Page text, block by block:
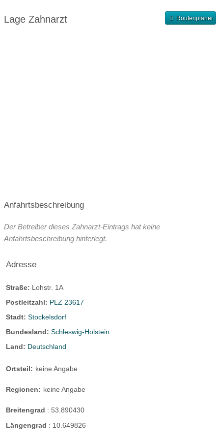
Samstagssprechstunde
Lage Zahnarzt Routenplaner
Anfahrtsbeschreibung
Der Betreiber dieses Zahnarzt-Eintrags hat keine
Anfahrtsbeschreibung hinterlegt.
Adresse
Straße: Lohstr. 1A
Postleitzahl: PLZ 23617
Stadt: Stockelsdorf
Bundesland: Schleswig-Holstein
Land: Deutschland
Ortsteil: keine Angabe
Regionen: keine Angabe
Breitengrad : 53.890430
Längengrad : 10.649826